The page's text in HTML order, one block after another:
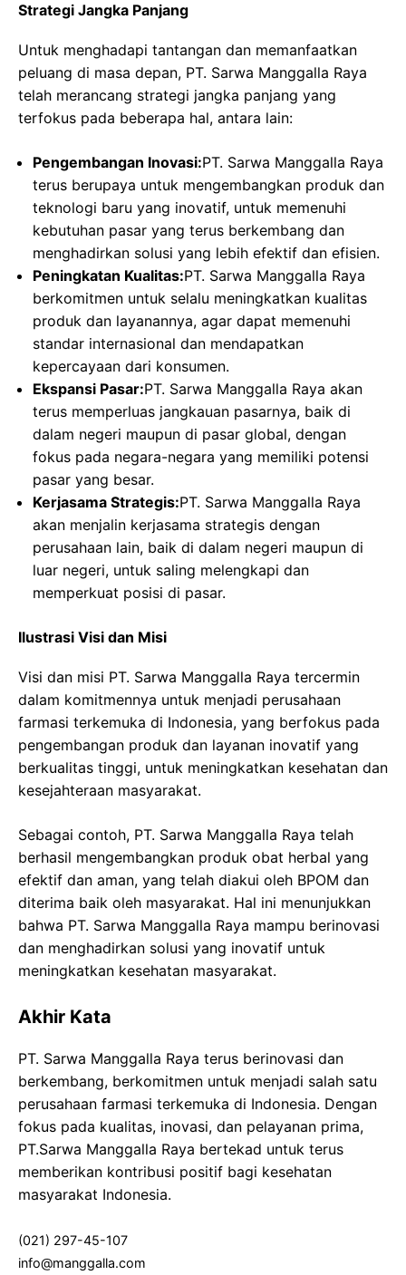
Strategi Jangka Panjang
Untuk menghadapi tantangan dan memanfaatkan
peluang di masa depan, PT. Sarwa Manggalla Raya
telah merancang strategi jangka panjang yang
terfokus pada beberapa hal, antara lain:
Pengembangan Inovasi:PT. Sarwa Manggalla Raya
terus berupaya untuk mengembangkan produk dan
teknologi baru yang inovatif, untuk memenuhi
kebutuhan pasar yang terus berkembang dan
menghadirkan solusi yang lebih efektif dan efisien.
Peningkatan Kualitas:PT. Sarwa Manggalla Raya
berkomitmen untuk selalu meningkatkan kualitas
produk dan layanannya, agar dapat memenuhi
standar internasional dan mendapatkan
kepercayaan dari konsumen.
Ekspansi Pasar:PT. Sarwa Manggalla Raya akan
terus memperluas jangkauan pasarnya, baik di
dalam negeri maupun di pasar global, dengan
fokus pada negara-negara yang memiliki potensi
pasar yang besar.
Kerjasama Strategis:PT. Sarwa Manggalla Raya
akan menjalin kerjasama strategis dengan
perusahaan lain, baik di dalam negeri maupun di
luar negeri, untuk saling melengkapi dan
memperkuat posisi di pasar.
Ilustrasi Visi dan Misi
Visi dan misi PT. Sarwa Manggalla Raya tercermin
dalam komitmennya untuk menjadi perusahaan
farmasi terkemuka di Indonesia, yang berfokus pada
pengembangan produk dan layanan inovatif yang
berkualitas tinggi, untuk meningkatkan kesehatan dan
kesejahteraan masyarakat.
Sebagai contoh, PT. Sarwa Manggalla Raya telah
berhasil mengembangkan produk obat herbal yang
efektif dan aman, yang telah diakui oleh BPOM dan
diterima baik oleh masyarakat. Hal ini menunjukkan
bahwa PT. Sarwa Manggalla Raya mampu berinovasi
dan menghadirkan solusi yang inovatif untuk
meningkatkan kesehatan masyarakat.
Akhir Kata
PT. Sarwa Manggalla Raya terus berinovasi dan
berkembang, berkomitmen untuk menjadi salah satu
perusahaan farmasi terkemuka di Indonesia. Dengan
fokus pada kualitas, inovasi, dan pelayanan prima,
PT.Sarwa Manggalla Raya bertekad untuk terus
memberikan kontribusi positif bagi kesehatan
masyarakat Indonesia.
(021) 297-45-107
info@manggalla.com